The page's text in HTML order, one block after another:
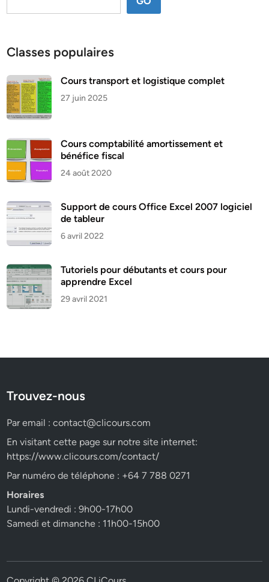
Classes populaires
Cours transport et logistique complet
27 juin 2025
Cours comptabilité amortissement et
bénéfice fiscal
24 août 2020
Support de cours Office Excel 2007 logiciel
de tableur
6 avril 2022
Tutoriels pour débutants et cours pour
apprendre Excel
29 avril 2021
Trouvez-nous
Par email :contact@clicours.com
En visitant cette page sur notre site internet:
https://www.clicours.com/contact/
Par numéro de téléphone : +64 7 788 0271
Horaires
Lundi-vendredi : 9h00-17h00
Samedi et dimanche : 11h00-15h00